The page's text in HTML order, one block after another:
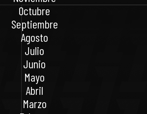
Octubre
Septiembre
Agosto
Julio
Junio
Mayo
Abril
Marzo